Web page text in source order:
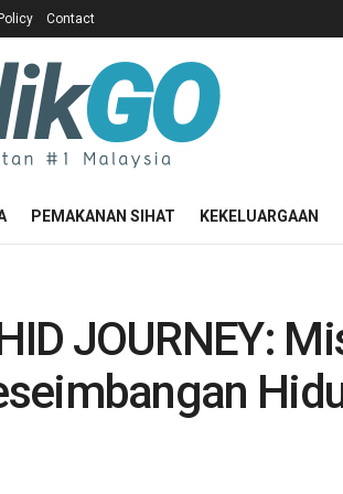
Contact
PEMAKANAN SIHAT KEKELUARGAAN
JOURNEY: